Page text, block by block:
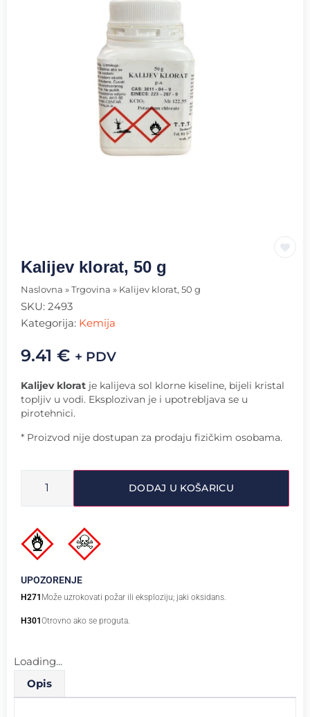
Kalijev klorat, 50 g
Naslovna » Trgovina » Kalijev klorat, 50 g
SKU: 2493
Kategorija: Kemija
9.41 € + PDV
Kalijev klorat je kalijeva sol klorne kiseline, bijeli kristal
topljiv u vodi. Eksplozivan je i upotrebljava se u
pirotehnici.
* Proizvod nije dostupan za prodaju fizičkim osobama.
DODAJ U KOŠARICU
UPOZORENJE
H271 Može uzrokovati požar ili eksploziju; jaki oksidans.
H301 Otrovno ako se proguta.
Loading...
Opis